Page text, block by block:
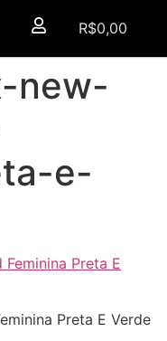
R$0,00
new-
e-
Preta E Verde